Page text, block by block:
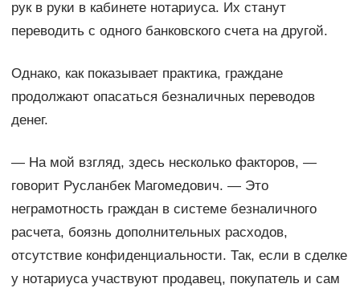
рук в руки в кабинете нотариуса. Их станут
переводить с одного банковского счета на другой.
Однако, как показывает практика, граждане
продолжают опасаться безналичных переводов
денег.
— На мой взгляд, здесь несколько факторов, —
говорит Русланбек Магомедович. — Это
неграмотность граждан в системе безналичного
расчета, боязнь дополнительных расходов,
отсутствие конфиденциальности. Так, если в сделке
у нотариуса участвуют продавец, покупатель и сам